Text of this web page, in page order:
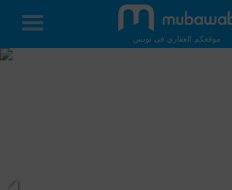
موقعكم العقاري في تونس